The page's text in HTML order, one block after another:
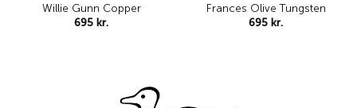
Willie Gunn Copper
695 kr.
Frances Olive Tungsten
695 kr.